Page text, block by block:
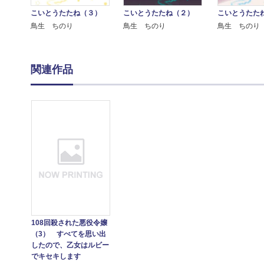
こいとうたたね（３）
鳥生 ちのり
こいとうたたね（２）
鳥生 ちのり
こいとうたた
鳥生 ちのり
関連作品
108回殺された悪役令嬢
（3） すべてを思い出
したので、乙女はルビー
でキセキします